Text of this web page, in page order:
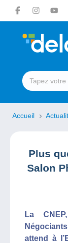
Accueil
Plus
Salon
La
attend à